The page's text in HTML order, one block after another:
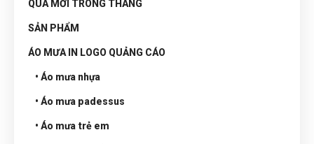
QUÀ MỚI TRONG THÁNG
SẢN PHẨM
ÁO MƯA IN LOGO QUẢNG CÁO
• Áo mưa nhựa
• Áo mưa padessus
• Áo mưa trẻ em